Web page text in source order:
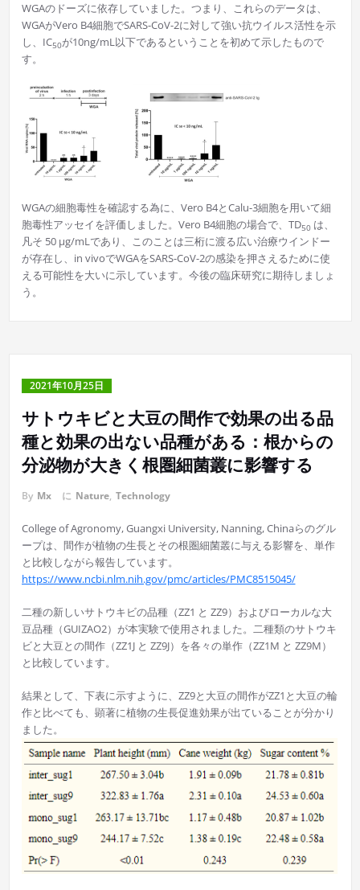
WGAのドーズに依存していました。つまり、これらのデータは、
WGAがVero B4細胞でSARS-CoV-2に対して強い抗ウイルス活性を示
し、IC50が10ng/mL以下であるということを初めて示したもので
す。
WGAの細胞毒性を確認する為に、Vero B4とCalu-3細胞を用いて細
胞毒性アッセイを評価しました。Vero B4細胞の場合で、TD50は、
凡そ 50 µg/mLであり、このことは三桁に渡る広い治療ウインドー
が存在し、in vivoでWGAをSARS-CoV-2の感染を押さえるために使
える可能性を大いに示しています。今後の臨床研究に期待しましょ
う。
2021年10月25日
サトウキビと大豆の間作で効果の出る品
種と効果の出ない品種がある：根からの
分泌物が大きく根圏細菌叢に影響する
By Mx に Nature, Technology
College of Agronomy, Guangxi University, Nanning, Chinaらのグル
ープは、間作が植物の生長とその根圏細菌叢に与える影響を、単作
と比較しながら報告しています。
https://www.ncbi.nlm.nih.gov/pmc/articles/PMC8515045/
二種の新しいサトウキビの品種（ZZ1 と ZZ9）およびローカルな大
豆品種（GUIZAO2）が本実験で使用されました。二種類のサトウキ
ビと大豆との間作（ZZ1J と ZZ9J）を各々の単作（ZZ1M と ZZ9M）
と比較しています。
結果として、下表に示すように、ZZ9と大豆の間作がZZ1と大豆の輪
作と比べても、顕著に植物の生長促進効果が出ていることが分かり
ました。